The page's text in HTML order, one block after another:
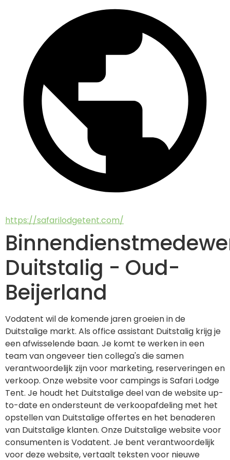
https://safarilodgetent.com/
Duitstalig - Oud-
Beijerland
Vodatent wil de komende jaren groeien in de
Duitstalige markt. Als office assistant Duitstalig krijg je
een afwisselende baan. Je komt te werken in een
team van ongeveer tien collega's die samen
verantwoordelijk zijn voor marketing, reserveringen en
verkoop. Onze website voor campings is Safari Lodge
Tent. Je houdt het Duitstalige deel van de website up-
to-date en ondersteunt de verkoopafdeling met het
opstellen van Duitstalige offertes en het benaderen
van Duitstalige klanten. Onze Duitstalige website voor
consumenten is Vodatent. Je bent verantwoordelijk
voor deze website, vertaalt teksten voor nieuwe